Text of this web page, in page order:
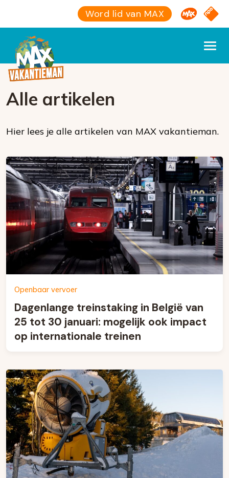
Word lid van MAX Omroep
NPO
Alle artikelen
Hier lees je alle artikelen van MAX vakantieman.
Openbaar vervoer
Dagenlange treinstaking in België van
25 tot 30 januari: mogelijk ook impact
op internationale treinen